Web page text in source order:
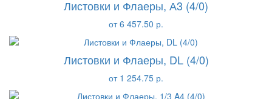
Листовки и Флаеры, А3 (4/0)
от 6 457.50 р.
Листовки и Флаеры, DL (4/0)
от 1 254.75 р.